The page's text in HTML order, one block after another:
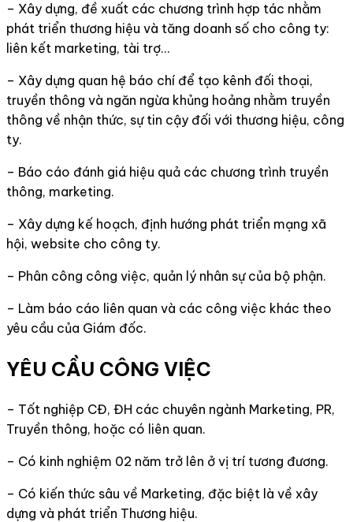
– Xây dựng, đề xuất các chương trình hợp tác nhằm
phát triển thương hiệu và tăng doanh số cho công ty:
liên kết marketing, tài trợ…
– Xây dựng quan hệ báo chí để tạo kênh đối thoại,
truyền thông và ngăn ngừa khủng hoảng nhằm truyền
thông về nhận thức, sự tin cậy đối với thương hiệu, công
ty.
– Báo cáo đánh giá hiệu quả các chương trình truyền
thông, marketing.
– Xây dựng kế hoạch, định hướng phát triển mạng xã
hội, website cho công ty.
– Phân công công việc, quản lý nhân sự của bộ phận.
– Làm báo cáo liên quan và các công việc khác theo
yêu cầu của Giám đốc.
YÊU CẦU CÔNG VIỆC
– Tốt nghiệp CĐ, ĐH các chuyên ngành Marketing, PR,
Truyền thông, hoặc có liên quan.
– Có kinh nghiệm 02 năm trở lên ở vị trí tương đương.
– Có kiến thức sâu về Marketing, đặc biệt là về xây
dựng và phát triển Thương hiệu.